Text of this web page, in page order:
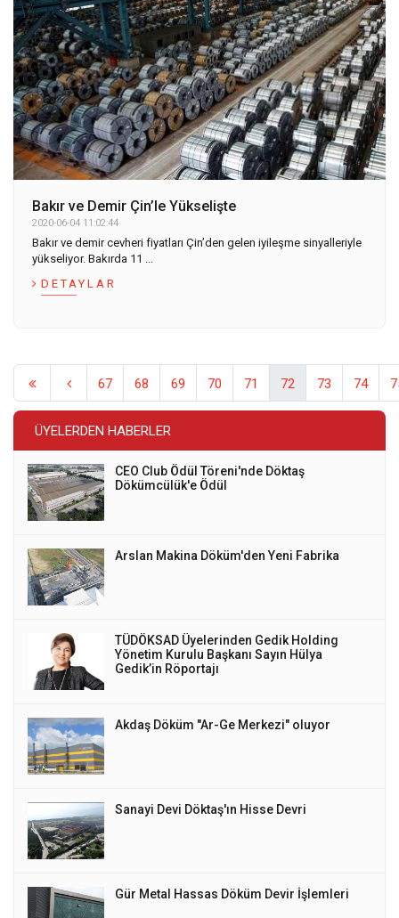
Bakır ve Demir Çin’le Yükselişte
2020-06-04 11:02:44
Bakır ve demir cevheri fiyatları Çin’den gelen iyileşme sinyalleriyle
yükseliyor. Bakırda 11 ...
DETAYLAR
67 68 69 70 71 72 73 74
ÜYELERDEN HABERLER
CEO Club Ödül Töreni'nde Döktaş
Dökümcülük'e Ödül
Arslan Makina Döküm'den Yeni Fabrika
TÜDÖKSAD Üyelerinden Gedik Holding
Yönetim Kurulu Başkanı Sayın Hülya
Gedik’in Röportajı
Akdaş Döküm "Ar-Ge Merkezi" oluyor
Sanayi Devi Döktaş'ın Hisse Devri
Gür Metal Hassas Döküm Devir İşlemleri